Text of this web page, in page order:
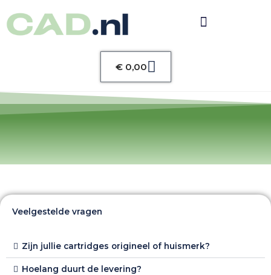
€0,00Winkelwagen
Veelgestelde vragen
Zijn jullie cartridges origineel of huismerk?
Hoelang duurt de levering?